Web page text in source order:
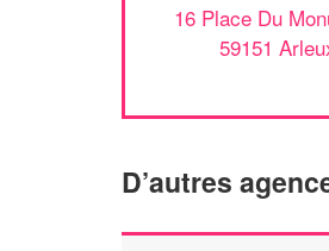
16 Place Du
59151
D’autres